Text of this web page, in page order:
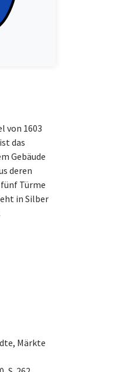
von 1603
das
Gebäude
deren
Türme
in Silber
Märkte